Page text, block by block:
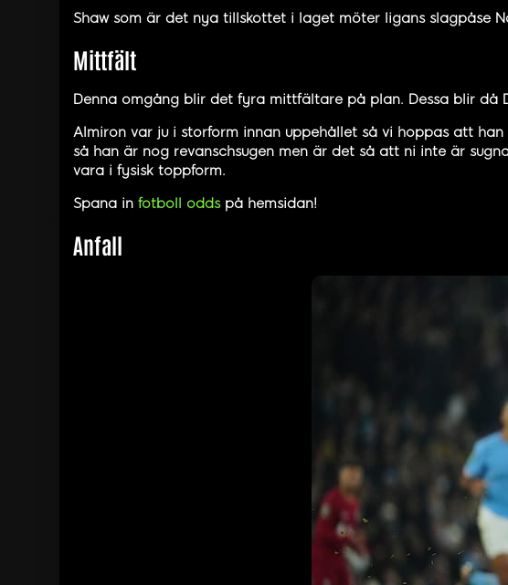
Shaw som är det nya tillskottet i laget möter ligans slagpåse
Mittfält
Denna omgång blir det fyra mittfältare på plan. Dessa blir då
Almiron var ju i storform innan uppehållet så vi hoppas att
så han är nog revanschsugen men är det så att ni inte är
vara i fysisk toppform.
Spana in fotboll oddspå hemsidan!
Anfall